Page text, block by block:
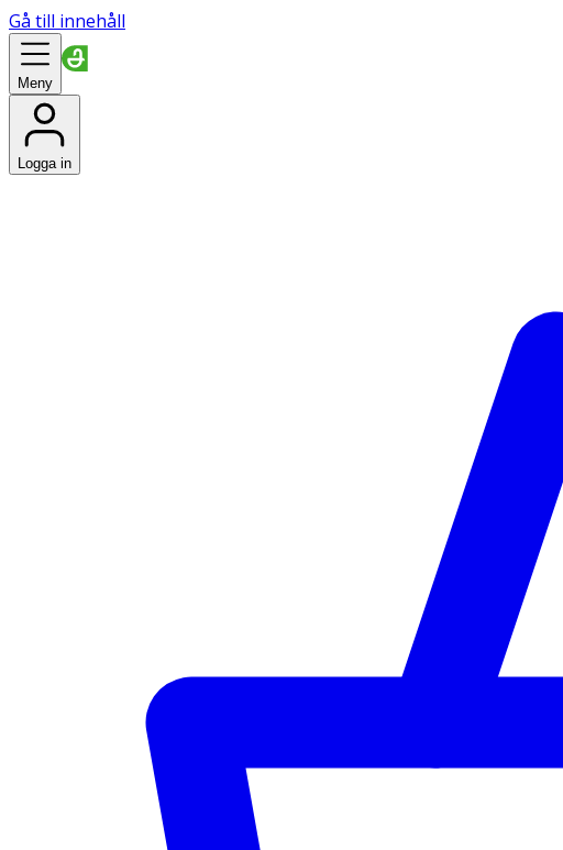
Gå till innehåll
Meny
Logga in